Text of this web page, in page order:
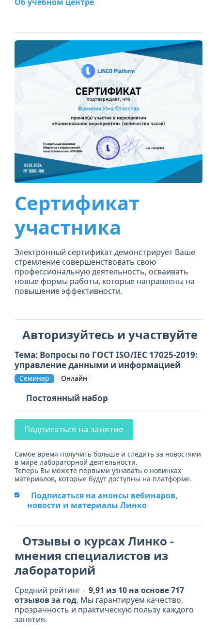
Сертификат
участника
Электронный сертификат демонстрирует Ваше
стремление совершенствовать свою
профессиональную деятельность, осваивать
новые формы работы, которые направлены на
повышение эффективности.
Авторизуйтесь и участвуйте
Тема: Вопросы по ГОСТ ISO/IEC 17025-2019:
управление данными и информацией
Семинар Онлайн
Постоянный набор
Подписаться на занятие
Самое время получить больше и следить за новостями
в мире лабораторной деятельности.
Теперь Вы можете первыми узнавать о новинках
материалов, которые будут доступны на платформе.
Подписаться на анонсы вебинаров,
новости и материалы Линко
Отзывы о курсах Линко -
мнения специалистов из
лабораторий
Средний рейтинг - 9,91 из 10 на основе 717
отзывов за год. Мы гарантируем качество,
прозрачность и практическую пользу каждого
занятия.